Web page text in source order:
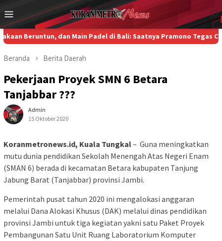
ke
konten
Menu
Mobile
dan Main Padel di Bali: Saatnya Pramono Tegas Copot
Beranda Berita Daerah
Pekerjaan Proyek SMN 6 Betara
Tanjabbar ???
Admin
15 Oktober 2020
Koranmetronews.id, Kuala Tungkal– Guna meningkatkan
mutu dunia pendidikan Sekolah Menengah Atas Negeri Enam
(SMAN 6) berada di kecamatan Betara kabupaten Tanjung
Jabung Barat (Tanjabbar) provinsi Jambi.
Pemerintah pusat tahun 2020 ini mengalokasi anggaran
melalui Dana Alokasi Khusus (DAK) melalui dinas pendidikan
provinsi Jambi untuk tiga kegiatan yakni satu Paket Proyek
Pembangunan Satu Unit Ruang Laboratorium Komputer